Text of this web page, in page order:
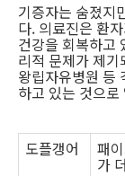
기증자는 숨졌지
다. 의료진은 환
건강을 회복하고
리적 문제가 제
왕립자유병원 등
하고 있는 것으로
도플갱어 패
가